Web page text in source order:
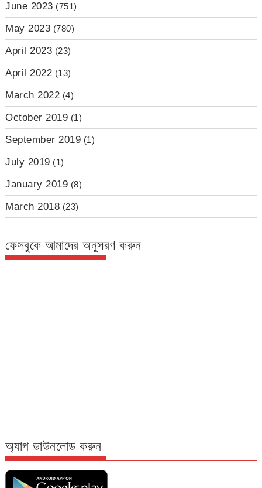
June 2023 (751)
May 2023 (780)
April 2023 (23)
April 2022 (13)
March 2022 (4)
October 2019 (1)
September 2019 (1)
July 2019 (1)
January 2019 (8)
March 2018 (23)
ফেসবুকে আমাদের অনুসরণ করুন
অ্যাপ ডাউনলোড করুন